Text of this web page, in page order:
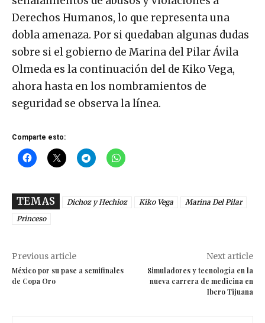
Derechos Humanos, lo que representa una
dobla amenaza. Por si quedaban algunas dudas
sobre si el gobierno de Marina del Pilar Ávila
Olmeda es la continuación del de Kiko Vega,
ahora hasta en los nombramientos de
seguridad se observa la línea.
Comparte esto:
TEMAS Dichoz y Hechioz Kiko Vega
Marina Del Pilar
Princeso
Previous article
México por su pase a semifinales
de Copa Oro
Next article
Simuladores y tecnología en la
nueva carrera de medicina en
Ibero Tijuana